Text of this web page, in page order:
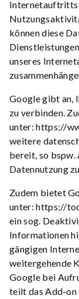
Internetauftritts
können diese
unseres
Google gibt an,
zu verbinden.
unter: https://
weitere
bereit, so bspw.
Datennutzung
Zudem bietet
unter: https://
ein sog.
Informationen
gängigen
weitergehende
Google bei
teilt das Add-on